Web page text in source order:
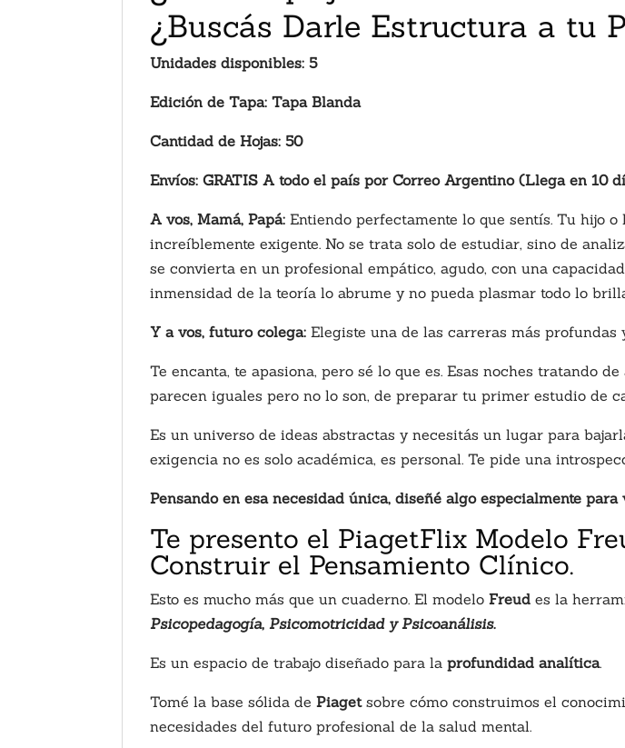
¿Buscás Darle Estructura a tu
Unidades disponibles: 5
Edición de Tapa: Tapa Blanda
Cantidad de Hojas: 50
Envíos: GRATIS A todo el país por Correo Argentino (Llega en 10
A vos, Mamá, Papá: Entiendo perfectamente lo que sentís. Tu hijo
increíblemente exigente. No se trata solo de estudiar, sino de
se convierta en un profesional empático, agudo, con una
inmensidad de la teoría lo abrume y no pueda plasmar todo lo
Y a vos, futuro colega: Elegiste una de las carreras más profundas
Te encanta, te apasiona, pero sé lo que es. Esas noches tratando
parecen iguales pero no lo son, de preparar tu primer estudio de
Es un universo de ideas abstractas y necesitás un lugar para
exigencia no es solo académica, es personal. Te pide una
Pensando en esa necesidad única, diseñé algo especialmente para
Te presento el PiagetFlix Modelo
Construir el Pensamiento Clínico.
Esto es mucho más que un cuaderno. El modeloFreud es la
Psicopedagogía, Psicomotricidad y Psicoanálisis.
Es un espacio de trabajo diseñado para laprofundidad analítica.
Tomé la base sólida dePiagetsobre cómo construimos el
necesidades del futuro profesional de la salud mental.